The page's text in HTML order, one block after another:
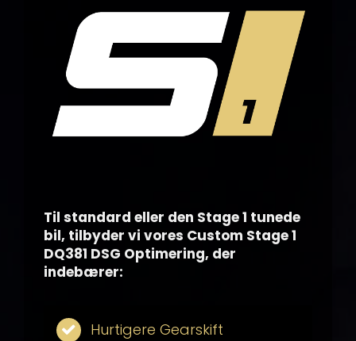
Til standard eller den Stage 1 tunede
bil, tilbyder vi vores Custom Stage 1
DQ381 DSG Optimering, der
indebærer:
Hurtigere Gearskift